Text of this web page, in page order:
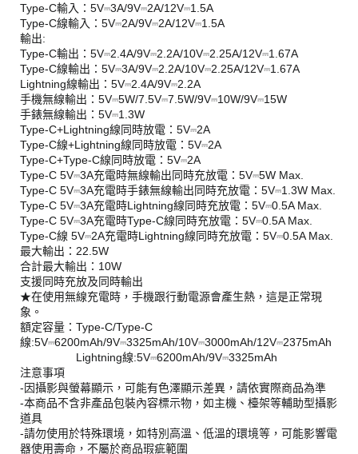
Type-C輸入：5V⎓3A/9V⎓2A/12V⎓1.5A
Type-C線輸入：5V⎓2A/9V⎓2A/12V⎓1.5A
輸出:
Type-C輸出：5V⎓2.4A/9V⎓2.2A/10V⎓2.25A/12V⎓1.67A
Type-C線輸出：5V⎓3A/9V⎓2.2A/10V⎓2.25A/12V⎓1.67A
Lightning線輸出：5V⎓2.4A/9V⎓2.2A
手機無線輸出：5V⎓5W/7.5V⎓7.5W/9V⎓10W/9V⎓15W
手錶無線輸出：5V⎓1.3W
Type-C+Lightning線同時放電：5V⎓2A
Type-C線+Lightning線同時放電：5V⎓2A
Type-C+Type-C線同時放電：5V⎓2A
Type-C 5V⎓3A充電時無線輸出同時充放電：5V⎓5W Max.
Type-C 5V⎓3A充電時手錶無線輸出同時充放電：5V⎓1.3W Max.
Type-C 5V⎓3A充電時Lightning線同時充放電：5V⎓0.5A Max.
Type-C 5V⎓3A充電時Type-C線同時充放電：5V⎓0.5A Max.
Type-C線 5V⎓2A充電時Lightning線同時充放電：5V⎓0.5A Max.
最大輸出：22.5W
合計最大輸出：10W
支援同時充放及同時輸出
★在使用無線充電時，手機跟行動電源會產生熱，這是正常現
象。
額定容量：Type-C/Type-C
線:5V⎓6200mAh/9V⎓3325mAh/10V⎓3000mAh/12V⎓2375mAh
Lightning線:5V⎓6200mAh/9V⎓3325mAh
注意事項
-因攝影與螢幕顯示，可能有色澤顯示差異，請依實際商品為準
-本商品不含非產品包裝內容標示物，如主機、檯架等輔助型攝影
道具
-請勿使用於特殊環境，如特別高溫、低溫的環境等，可能影響電
器使用壽命，不屬於商品瑕疵範圍